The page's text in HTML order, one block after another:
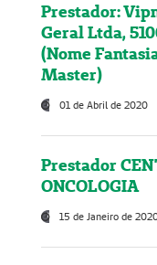
Prestador:
Geral Ltda,
(Nome
Master)
01 de Abril de 2020
Prestador
ONCOLOGIA
15 de Janeiro de